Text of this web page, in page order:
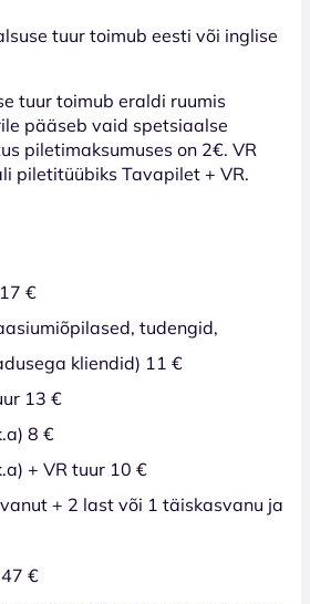
tuur toimub eesti või inglise
tuur toimub eraldi ruumis
pääseb vaid spetsiaalse
piletimaksumuses on 2€. VR
piletitüübiks Tavapilet + VR.
€
tudengid,
kliendid) 11 €
13 €
8 €
+ VR tuur 10 €
+ 2 last või 1 täiskasvanu ja
€